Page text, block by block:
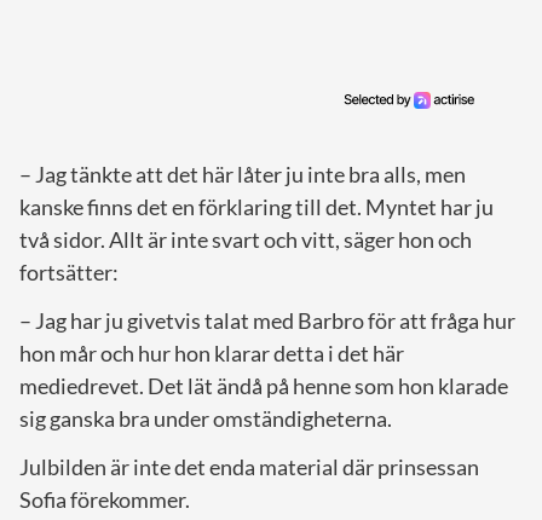
– Jag tänkte att det här låter ju inte bra alls, men
kanske finns det en förklaring till det. Myntet har ju
två sidor. Allt är inte svart och vitt, säger hon och
fortsätter:
– Jag har ju givetvis talat med Barbro för att fråga hur
hon mår och hur hon klarar detta i det här
mediedrevet. Det lät ändå på henne som hon klarade
sig ganska bra under omständigheterna.
Julbilden är inte det enda material där prinsessan
Sofia förekommer.